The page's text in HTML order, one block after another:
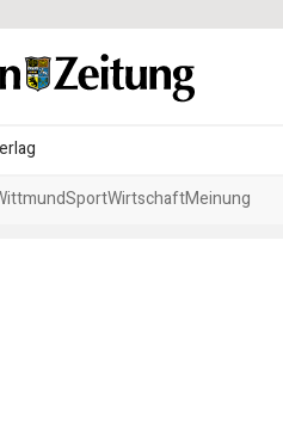
SportWirtschaftMeinung